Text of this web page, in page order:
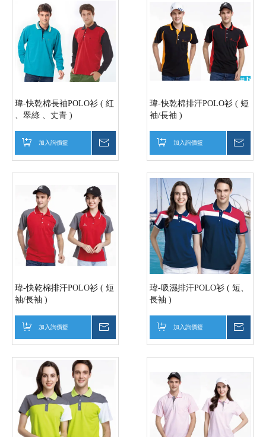
瑋-快乾棉長袖POLO衫 ( 紅
、翠綠 、丈青 )
加入詢價籃
瑋-快乾棉排汗POLO衫 ( 短
袖/長袖 )
加入詢價籃
瑋-快乾棉排汗POLO衫 ( 短
袖/長袖 )
加入詢價籃
瑋-吸濕排汗POLO衫 ( 短、
長袖 )
加入詢價籃